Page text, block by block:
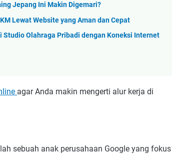
Jepang Ini Makin Digemari?
Lewat Website yang Aman dan Cepat
Studio Olahraga Pribadi dengan Koneksi Internet
agar Anda makin mengerti alur kerja di
sebuah anak perusahaan Google yang fokus